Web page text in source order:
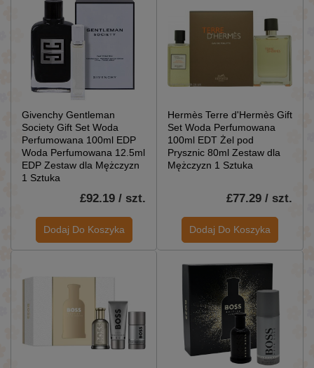
Givenchy Gentleman
Society Gift Set Woda
Perfumowana 100ml EDP
Woda Perfumowana 12.5ml
EDP Zestaw dla Mężczyzn
1 Sztuka
£92.19 / szt.
Dodaj Do Koszyka
Hermès Terre d'Hermès Gift
Set Woda Perfumowana
100ml EDT Żel pod
Prysznic 80ml Zestaw dla
Mężczyzn 1 Sztuka
£77.29 / szt.
Dodaj Do Koszyka